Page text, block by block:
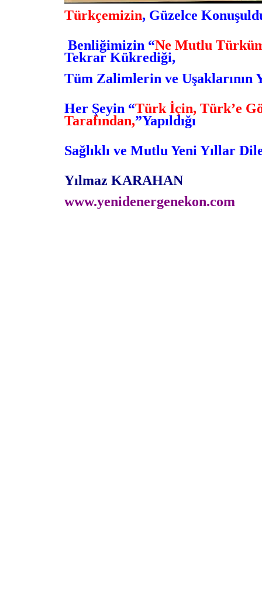
Türkçemizin, Güzelce
Benliğimizin “Ne Mutlu
Tekrar Kükrediği,
Tüm Zalimlerin ve Uşaklarının
Her Şeyin “Türk İçin, Türk’e
Tarafından,”Yapıldığı
Sağlıklı ve Mutlu Yeni Yıllar
Yılmaz KARAHAN
www.yenidenergenekon.com